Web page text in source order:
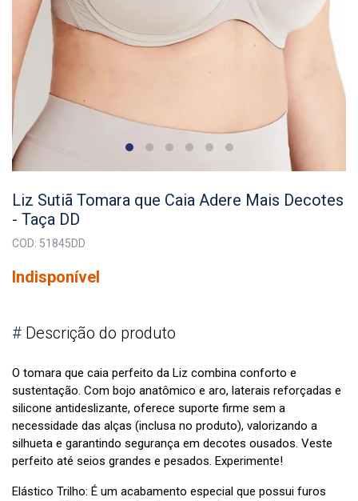
Liz Sutiã Tomara que Caia Adere Mais Decotes
- Taça DD
COD: 51845DD
Indisponível
# Descrição do produto
O tomara que caia perfeito da Liz combina conforto e
sustentação. Com bojo anatômico e aro, laterais reforçadas e
silicone antideslizante, oferece suporte firme sem a
necessidade das alças (inclusa no produto), valorizando a
silhueta e garantindo segurança em decotes ousados. Veste
perfeito até seios grandes e pesados. Experimente!
Elástico Trilho: É um acabamento especial que possui furos